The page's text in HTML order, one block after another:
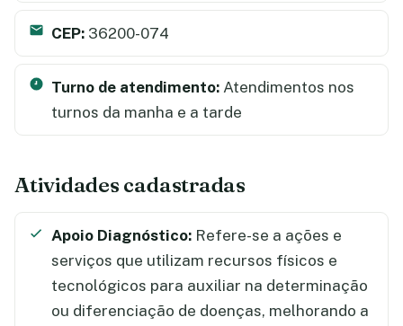
CEP: 36200-074
Turno de atendimento: Atendimentos nos
turnos da manha e a tarde
Atividades cadastradas
Apoio Diagnóstico: Refere-se a ações e
serviços que utilizam recursos físicos e
tecnológicos para auxiliar na determinação
ou diferenciação de doenças, melhorando a